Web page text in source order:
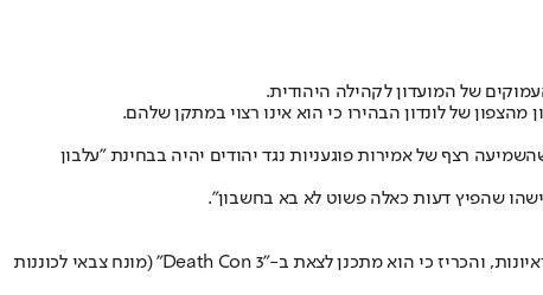
של המועדון לקהילה היהודית.
רצף של אמירות פוגעניות נגד יהודים יהיה בבחינת "עלבון
שהפיץ דעות כאלה פשוט לא בא בחשבון".
כזכור, קניה ווסט עורר סערה עולמית בשנים האחרונות לאחר שפרסם שורה של פוסטים אנטישמיים ברשתות החברתיות, שיבח את אדולף היטלר בראיונות, והכריז כי הוא מתכנן לצאת ב-"Death Con 3" (מונח צבאי לכוננות